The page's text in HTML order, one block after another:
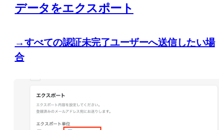
データをエクスポート
→すべての認証未完了ユーザーへ送信したい場
合